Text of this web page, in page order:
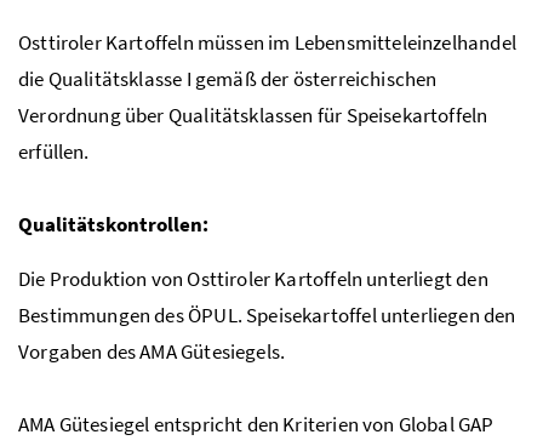
Osttiroler Kartoffeln müssen im Lebensmitteleinzelhandel
die Qualitätsklasse I gemäß der österreichischen
Verordnung über Qualitätsklassen für Speisekartoffeln
erfüllen.
Qualitätskontrollen:
Die Produktion von Osttiroler Kartoffeln unterliegt den
Bestimmungen desÖPUL. Speisekartoffel unterliegen den
Vorgaben desAMAGütesiegels.
AMA Gütesiegel entspricht den Kriterien von Global GAP